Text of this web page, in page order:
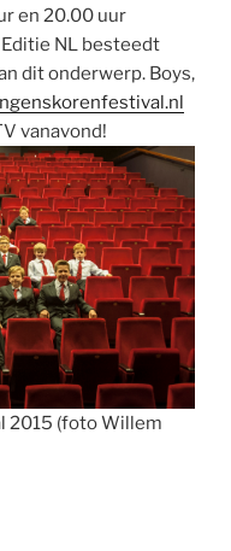
en 20.00 uur
NL besteedt
dit onderwerp. Boys,
vanavond!
2015 (foto Willem